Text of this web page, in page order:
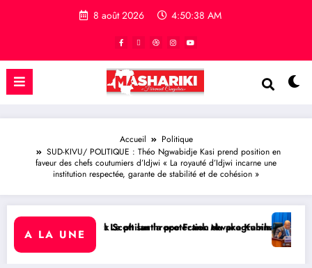
8 août 2026 4:50:39 AM
Accueil
Politique
SUD-KIVU/ POLITIQUE : Théo Ngwabidje Kasi prend position en
faveur des chefs coutumiers d’Idjwi « La royauté d’Idjwi incarne une
institution respectée, garante de stabilité et de cohésion »
A LA UNE
Scott sur la protection du programme Medicaid
: Le philanthrope Frank Mwaka Kubihamushizi distribue des
RDC/ POLITIQUE :